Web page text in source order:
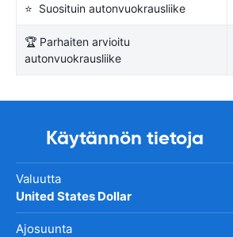
⭐ Suosituin autonvuokrausliike
🏆 Parhaiten arvioitu
autonvuokrausliike
Käytännön tietoja
Valuutta
United States Dollar
Ajosuunta